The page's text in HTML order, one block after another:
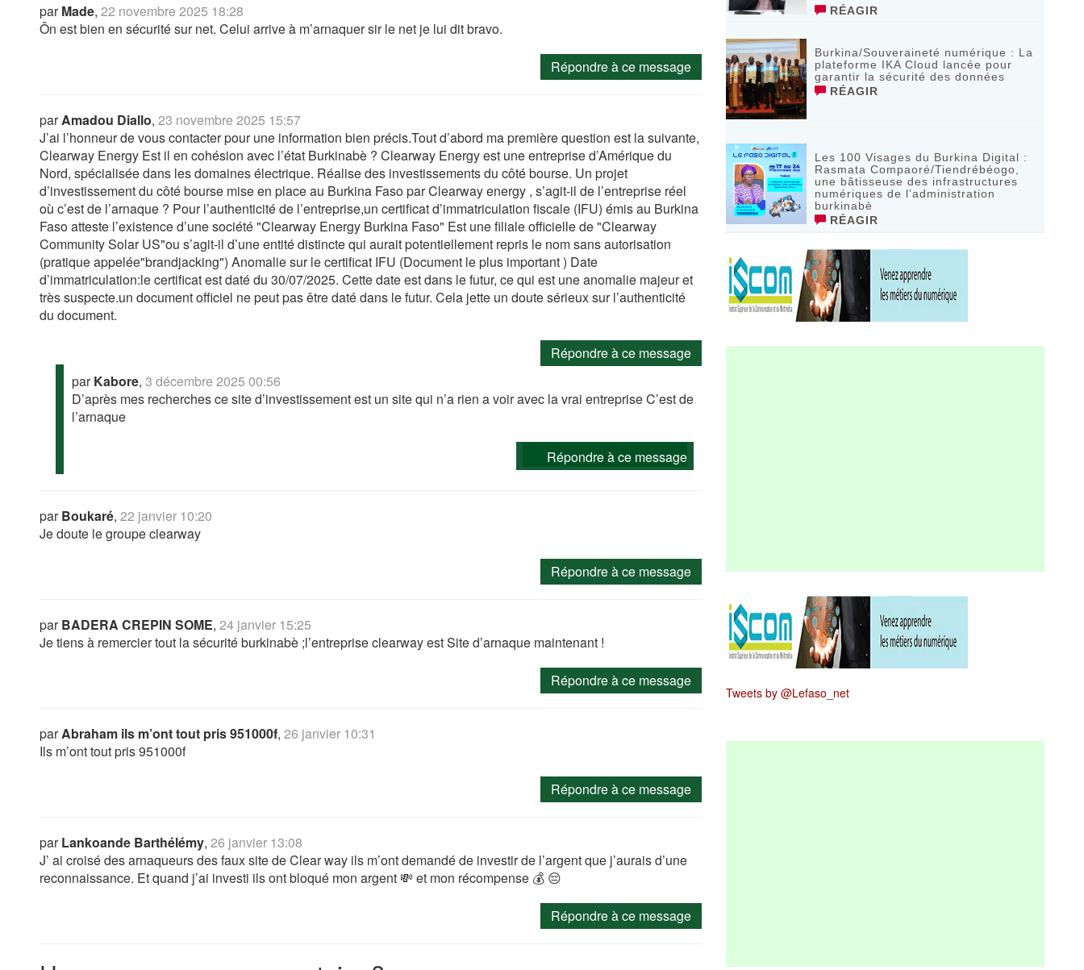
parMade, 22 novembre 2025 18:28
Ôn est bien en sécurité sur net. Celui arrive à m’arnaquer sir le net je lui dit bravo.
Répondre à ce message
parAmadou Diallo, 23 novembre 2025 15:57
J’ai l’honneur de vous contacter pour une information bien précis.Tout d’abord ma première question est la suivante,
Clearway Energy Est il en cohésion avec l’état Burkinabè ? Clearway Energy est une entreprise d’Amérique du
Nord, spécialisée dans les domaines électrique. Réalise des investissements du côté bourse. Un projet
d’investissement du côté bourse mise en place au Burkina Faso par Clearway energy , s’agit-il de l’entreprise réel
où c’est de l’arnaque ? Pour l’authenticité de l’entreprise,un certificat d’immatriculation fiscale (IFU) émis au Burkina
Faso atteste l’existence d’une société "Clearway Energy Burkina Faso" Est une filiale officielle de "Clearway
Community Solar US"ou s’agit-il d’une entité distincte qui aurait potentiellement repris le nom sans autorisation
(pratique appelée"brandjacking") Anomalie sur le certificat IFU (Document le plus important ) Date
d’immatriculation:le certificat est daté du 30/07/2025. Cette date est dans le futur, ce qui est une anomalie majeur et
très suspecte.un document officiel ne peut pas être daté dans le futur. Cela jette un doute sérieux sur l’authenticité
du document.
Répondre à ce message
parKabore, 3 décembre 2025 00:56
D’après mes recherches ce site d’investissement est un site qui n’a rien a voir avec la vrai entreprise C’est de
l’arnaque
Répondre à ce message
parBoukaré, 22 janvier 10:20
Je doute le groupe clearway
Répondre à ce message
parBADERA CREPIN SOME, 24 janvier 15:25
Je tiens à remercier tout la sécurité burkinabè ;l’entreprise clearway est Site d’arnaque maintenant !
Répondre à ce message
parAbraham ils m’ont tout pris 951000f, 26 janvier 10:31
Ils m’ont tout pris 951000f
Répondre à ce message
parLankoande Barthélémy, 26 janvier 13:08
J’ ai croisé des arnaqueurs des faux site de Clear way ils m’ont demandé de investir de l’argent que j’aurais d’une
reconnaissance. Et quand j’ai investi ils ont bloqué mon argent 💸 et mon récompense 💰 😔
Répondre à ce message
RÉAGIR
Burkina/Souveraineté numérique : La
plateforme IKA Cloud lancée pour
garantir la sécurité des données
RÉAGIR
Les 100 Visages du Burkina Digital :
Rasmata Compaoré/Tiendrébéogo,
une bâtisseuse des infrastructures
numériques de l’administration
burkinabè
RÉAGIR
Tweets by @Lefaso_net